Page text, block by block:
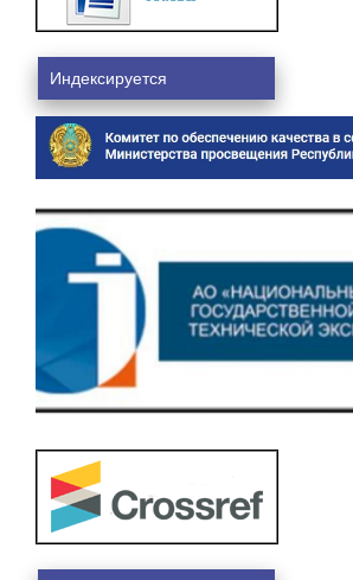
Индексируется